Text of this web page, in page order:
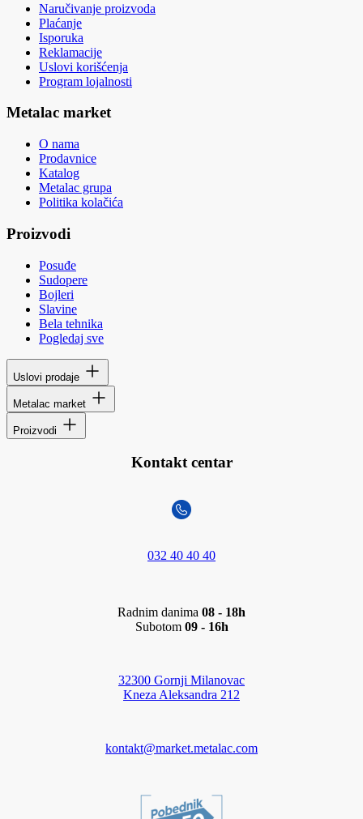
Naručivanje proizvoda
Plaćanje
Isporuka
Reklamacije
Uslovi korišćenja
Program lojalnosti
Metalac market
O nama
Prodavnice
Katalog
Metalac grupa
Politika kolačića
Proizvodi
Posuđe
Sudopere
Bojleri
Slavine
Bela tehnika
Pogledaj sve
Uslovi prodaje
Metalac market
Proizvodi
Kontakt centar
032 40 40 40
Radnim danima 08 - 18h
Subotom 09 - 16h
32300 Gornji Milanovac
Kneza Aleksandra 212
kontakt@market.metalac.com